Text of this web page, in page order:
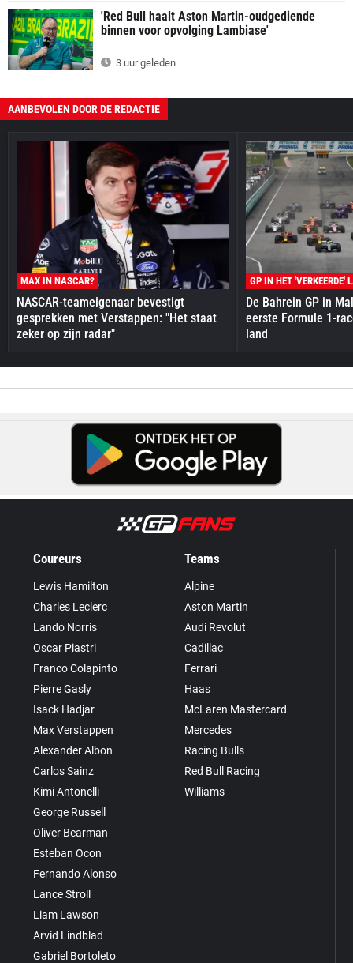
'Red Bull haalt Aston Martin-oudgediende
binnen voor opvolging Lambiase'
3 uur geleden
AANBEVOLEN DOOR DE REDACTIE
MAX IN NASCAR?
NASCAR-teameigenaar bevestigt
gesprekken met Verstappen: "Het staat
zeker op zijn radar"
GP IN HET 'VERKEERDE'
De Bahrein GP in
eerste Formule 1-
land
Coureurs
Lewis Hamilton
Charles Leclerc
Lando Norris
Oscar Piastri
Franco Colapinto
Pierre Gasly
Isack Hadjar
Max Verstappen
Alexander Albon
Carlos Sainz
Kimi Antonelli
George Russell
Oliver Bearman
Esteban Ocon
Fernando Alonso
Lance Stroll
Liam Lawson
Arvid Lindblad
Gabriel Bortoleto
Teams
Alpine
Aston Martin
Audi Revolut
Cadillac
Ferrari
Haas
McLaren Mastercard
Mercedes
Racing Bulls
Red Bull Racing
Williams